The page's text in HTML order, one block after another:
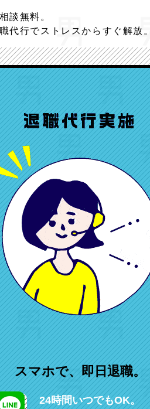
談無料。
代行でストレスからすぐ解放。
スマホで、即日退職。
24時間いつでもOK。